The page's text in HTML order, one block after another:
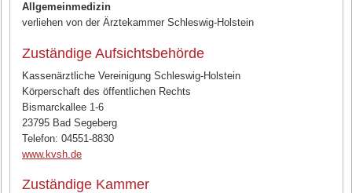
Allgemeinmedizin
verliehen von der Ärztekammer Schleswig-Holstein
Zuständige Aufsichtsbehörde
Kassenärztliche Vereinigung Schleswig-Holstein
Körperschaft des öffentlichen Rechts
Bismarckallee 1-6
23795 Bad Segeberg
Telefon: 04551-8830
www.kvsh.de
Zuständige Kammer